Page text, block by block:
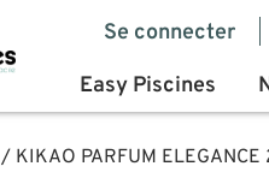
Se connecter
Easy Piscines
/ KIKAO PARFUM